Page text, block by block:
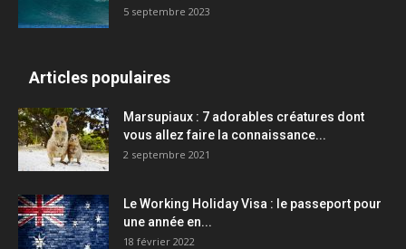
5 septembre 2023
Articles populaires
Marsupiaux : 7 adorables créatures dont
vous allez faire la connaissance...
2 septembre 2021
Le Working Holiday Visa : le passeport pour
une année en...
18 février 2022